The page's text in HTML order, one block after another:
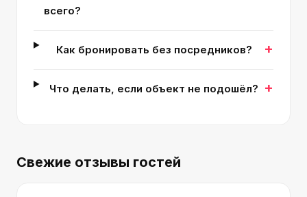
всего?
Как бронировать без посредников? +
Что делать, если объект не подошёл? +
Свежие отзывы гостей